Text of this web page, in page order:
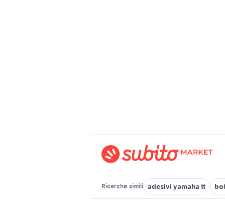
Ricerche simili adesivi yamaha tt